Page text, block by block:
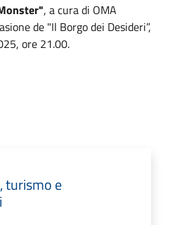
, a cura di OMA
de "Il Borgo dei Desideri”,
ore 21.00.
turismo e